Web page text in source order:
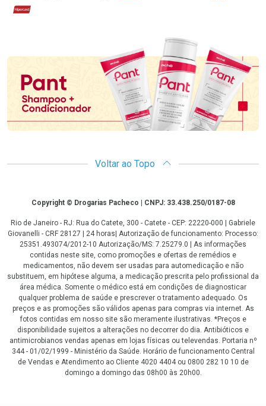
Hipercard
Promoção em Destaque
Voltar ao Topo
CopyrightCopyright © Drogarias Pacheco | CNPJ: 33.438.250/0187-08
Rio de Janeiro - RJ: Rua do Catete, 300 - Catete - CEP: 22220-000 | Gabriele
Giovanelli - CRF 28127 | 24 horas| Autorização de funcionamento: Processo:
25351.493074/2012-10 Autorização/MS: 7.25279.0 | As informações
contidas neste site, como promoções e ofertas de remédios e
medicamentos, não devem ser usadas para automedicação e não
substituem, em hipótese alguma, a medicação prescrita pelo profissional da
área médica. Somente o médico está em condições de diagnosticar
qualquer problema de saúde e prescrever o tratamento adequado. Os
preços e as promoções são válidos apenas para compras via internet. As
fotos contidas em nosso site são meramente ilustrativas. *Preços e
disponibilidade sujeitos a alterações no decorrer do dia. Antibióticos e
antimicrobianos vendas apenas em lojas físicas ou televendas. Portaria nº
344 - 01/02/1999 - Ministério da Saúde. Horário de funcionamento Central
de Vendas e Atendimento ao Cliente 4020 4404 ou 0800 282 10 10 de
domingo a domingo das 08h00 às 20h00.